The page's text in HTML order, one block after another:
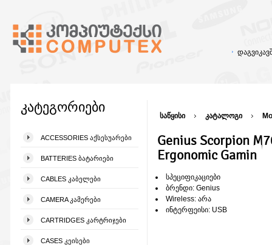
კატეგორიები
ACCESSORIES ᲐᲥᲡᲔᲡᲣᲐᲠᲔᲑᲘ
BATTERIES ᲑᲐᲢᲐᲠᲘᲔᲑᲘ
CABLES ᲙᲐᲑᲔᲚᲔᲑᲘ
CAMERA ᲙᲐᲛᲔᲠᲔᲑᲘ
CARTRIDGES ᲙᲐᲠᲢᲠᲘᲯᲔᲑᲘ
CASES ᲙᲔᲘᲡᲔᲑᲘ
საწყისი კატალოგი
Genius Scorpion
Ergonomic Gamin
სპეციფიკაციები
ბრენდი: Genius
Wireless: არა
ინტერფეისი: USB